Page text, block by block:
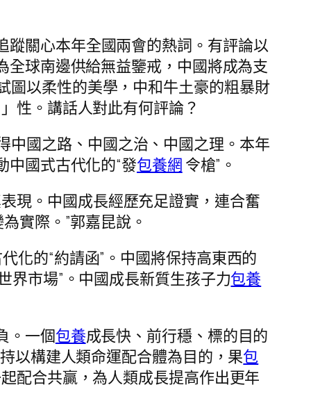
蹤關心本年全國兩會的熱詞。有評論以
全球南邊供給無益鑒戒，中國將成為支
圖以柔性的美學，中和牛土豪的粗暴財
性。講話人對此有何評論？
中國之路、中國之治、中國之理。本年
中國式古代化的“發包養網 令槍”。
現。中國成長經歷充足證實，連合奮
實際。”郭嘉昆說。
化的“約請函”。中國將保持高東西的
界市場”。中國成長新質生孩子力包養
。一個包養成長快、前行穩、標的目的
以構建人類命運配合體為目的，果包
配合共贏，為人類成長提高作出更年